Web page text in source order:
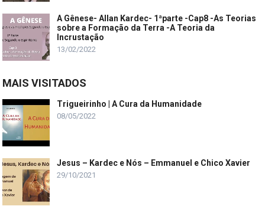
A Gênese- Allan Kardec- 1ªparte -Cap8 -As Teorias
sobre a Formação da Terra -A Teoria da
Incrustação
13/02/2022
MAIS VISITADOS
Trigueirinho | A Cura da Humanidade
08/05/2022
Jesus – Kardec e Nós – Emmanuel e Chico Xavier
29/10/2021